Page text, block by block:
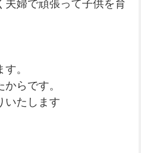
夫婦で頑張って子供を育
。
らです。
いたします